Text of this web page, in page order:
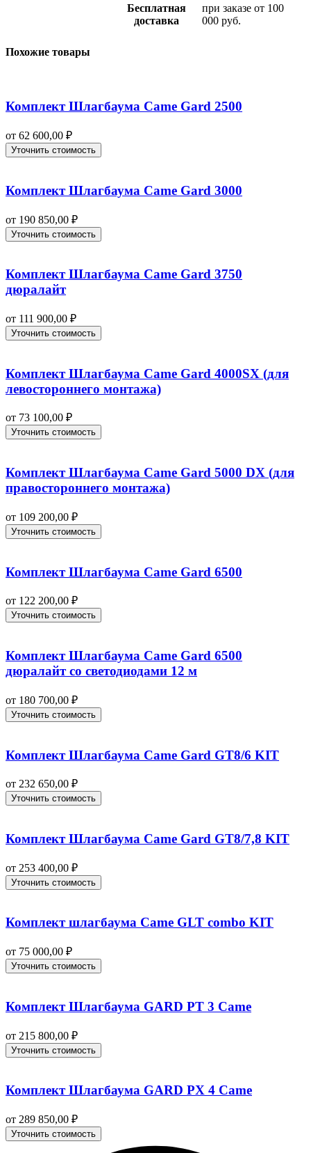
Бесплатная
доставка
при заказе от 100
000 руб.
Похожие товары
Комплект Шлагбаума Came Gard 2500
от 62 600,00 ₽
Уточнить стоимость
Комплект Шлагбаума Came Gard 3000
от 190 850,00 ₽
Уточнить стоимость
Комплект Шлагбаума Came Gard 3750
дюралайт
от 111 900,00 ₽
Уточнить стоимость
Комплект Шлагбаума Came Gard 4000SX (для
левостороннего монтажа)
от 73 100,00 ₽
Уточнить стоимость
Комплект Шлагбаума Came Gard 5000 DX (для
правостороннего монтажа)
от 109 200,00 ₽
Уточнить стоимость
Комплект Шлагбаума Came Gard 6500
от 122 200,00 ₽
Уточнить стоимость
Комплект Шлагбаума Came Gard 6500
дюралайт со светодиодами 12 м
от 180 700,00 ₽
Уточнить стоимость
Комплект Шлагбаума Came Gard GT8/6 KIT
от 232 650,00 ₽
Уточнить стоимость
Комплект Шлагбаума Came Gard GT8/7,8 KIT
от 253 400,00 ₽
Уточнить стоимость
Комплект шлагбаума Came GLT combo KIT
от 75 000,00 ₽
Уточнить стоимость
Комплект Шлагбаума GARD PT 3 Came
от 215 800,00 ₽
Уточнить стоимость
Комплект Шлагбаума GARD PX 4 Came
от 289 850,00 ₽
Уточнить стоимость